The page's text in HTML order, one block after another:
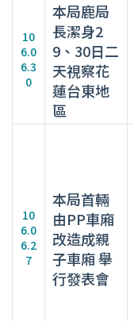
10
6.0
6.3
0
本局鹿局
長潔身2
9、30日二
天視察花
蓮台東地
區
10
6.0
6.2
7
本局首輛
由PP車廂
改造成親
子車廂 舉
行發表會